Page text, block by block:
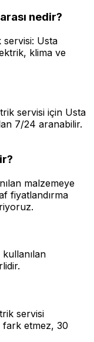
nedir?
Usta
klima ve
servisi için Usta
7/24 aranabilir.
malzemeye
fiyatlandırma
servisi
etmez, 30